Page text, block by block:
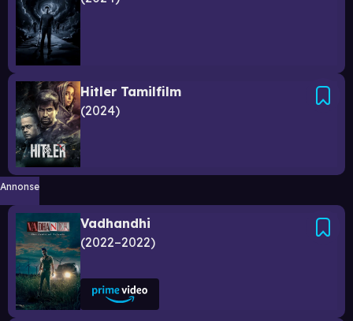
Hitler Tamilfilm
2024
Annonse
Vadhandhi
2022–2022